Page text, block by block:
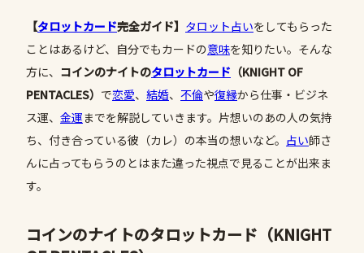
【タロットカード完全ガイド】 タロット占いをしてもらった
ことはあるけど、自分でもカードの意味を知りたい。そんな
方に、 コインのナイトのタロットカード （KNIGHT OF
PENTACLES） で恋愛、 結婚、 不倫や復縁から仕事・ビジネ
ス運、 金運までを解説していきます。片想いのあの人の気持
ち、付き合っている彼（カレ）の本当の想いなど。 占い師さ
んに占ってもらうのとはまた違った視点で見ることが出来ま
す。
コインのナイトのタロットカード（KNIGHT